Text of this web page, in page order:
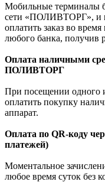
Мобильные терминалы
сети «ПОЛИВТОРГ», и
оплатить заказ во
любого банка, получив
Оплата наличными
ПОЛИВТОРГ
При посещении одного
оплатить покупку
аппарат.
Оплата по QR-коду
платежей)
Моментальное
любое время суток без